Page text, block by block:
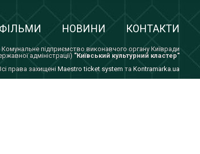
ФІЛЬМИ НОВИНИ КОНТАКТИ
Комунальне підприємство виконавчого органу Київради
адміністрації) "Київський культурний кластер"
права захищенiMaestro ticket system та Kontramarka.ua